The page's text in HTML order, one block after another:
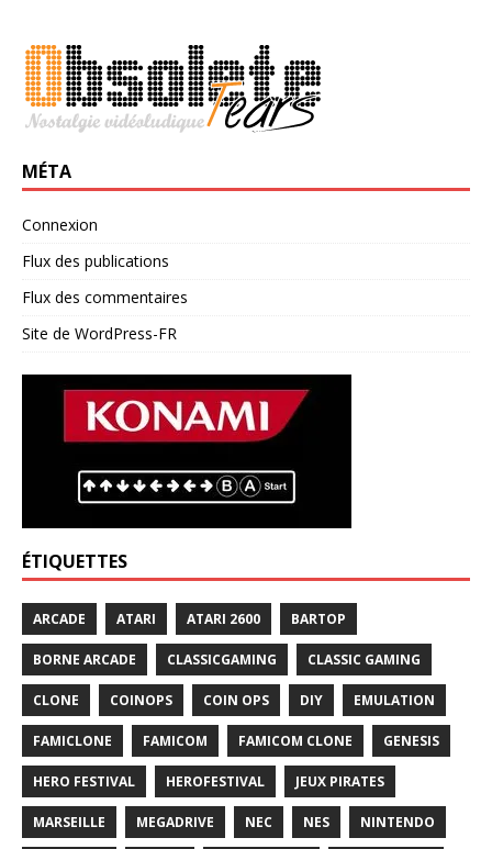
MÉTA
Connexion
Flux des publications
Flux des commentaires
Site de WordPress-FR
ÉTIQUETTES
ARCADE ATARI ATARI 2600 BARTOP
BORNE ARCADE CLASSICGAMING CLASSIC GAMING
CLONE COINOPS COIN OPS DIY EMULATION
FAMICLONE FAMICOM FAMICOM CLONE GENESIS
HERO FESTIVAL HEROFESTIVAL JEUX PIRATES
MARSEILLE MEGADRIVE NEC NES NINTENDO